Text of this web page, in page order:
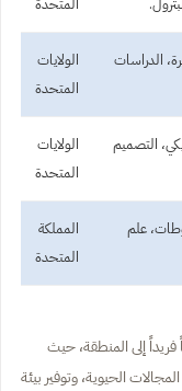
الدراسات
الولايات
المتحدة
التصميم
الولايات
المتحدة
علم
المملكة
المتحدة
إلى المنطقة، حيث
الحيوية، وتوفير بيئة